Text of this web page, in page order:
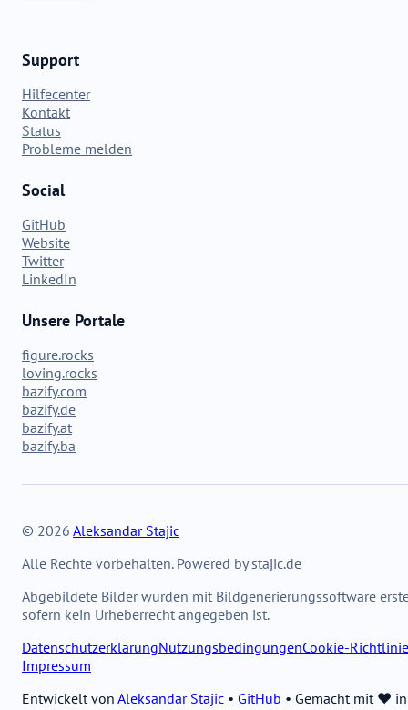
Support
Hilfecenter
Kontakt
Status
Probleme melden
Social
GitHub
Website
Twitter
LinkedIn
Unsere Portale
figure.rocks
loving.rocks
bazify.com
bazify.de
bazify.at
bazify.ba
© 2026 Aleksandar Stajic
Alle Rechte vorbehalten. Powered by stajic.de
Abgebildete Bilder wurden mit Bildgenerierungssoftware
sofern kein Urheberrecht angegeben ist.
DatenschutzerklärungNutzungsbedingungenCookie-Richtlinie
Impressum
Entwickelt von Aleksandar Stajic • GitHub • Gemacht mit ❤️ in